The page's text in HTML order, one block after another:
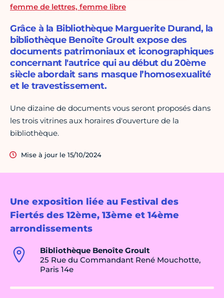
Une exposition liée au Festival des
Fiertés des 12ème, 13ème et 14ème
arrondissements
Bibliothèque Benoîte Groult
25 Rue du Commandant René Mouchotte,
Paris 14e
femme de lettres, femme libre
Grâce à la Bibliothèque Marguerite Durand, la
bibliothèque Benoîte Groult expose des
documents patrimoniaux et iconographiques
concernant l'autrice qui au début du 20ème
siècle abordait sans masque l’homosexualité
et le travestissement.
Une dizaine de documents vous seront proposés dans
les trois vitrines aux horaires d'ouverture de la
bibliothèque.
Mise à jour le 15/10/2024